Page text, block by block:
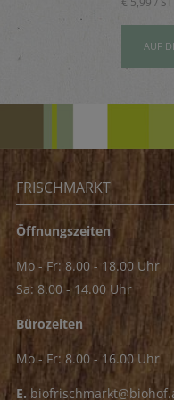
AUF
FRISCHMARKT
Öffnungszeiten
Mo - Fr: 8.00 - 18.00 Uhr
Sa: 8.00 - 14.00 Uhr
Bürozeiten
Mo - Fr: 8.00 - 16.00 Uhr
E.